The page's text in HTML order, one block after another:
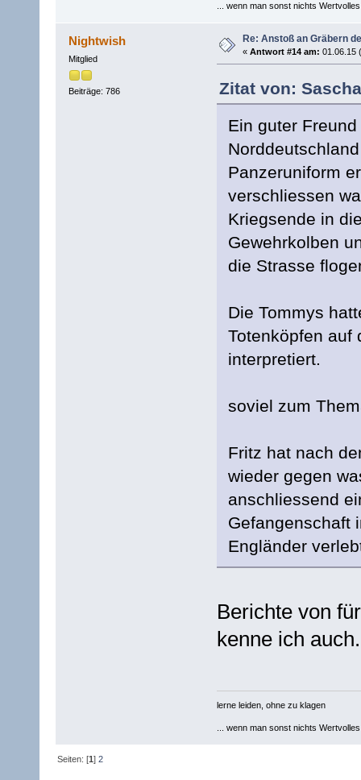
... wenn man sonst nichts
Nightwish
Mitglied
Beiträge: 786
Re: Anstoß an Gräbern
« Antwort #14 am: 01.06.15
Zitat von:
Ein guter
Panzeruniform
verschliessen
Kriegsende in
Gewehrkolben
die Strasse
Die Tommys
Totenköpfen auf
interpretiert.
soviel zum
Fritz hat nach
wieder gegen
anschliessend
Gefangenschaft
Engländer
Berichte von
kenne ich auch.
lerne leiden, ohne zu klagen
... wenn man sonst nichts
Seiten: [1]2